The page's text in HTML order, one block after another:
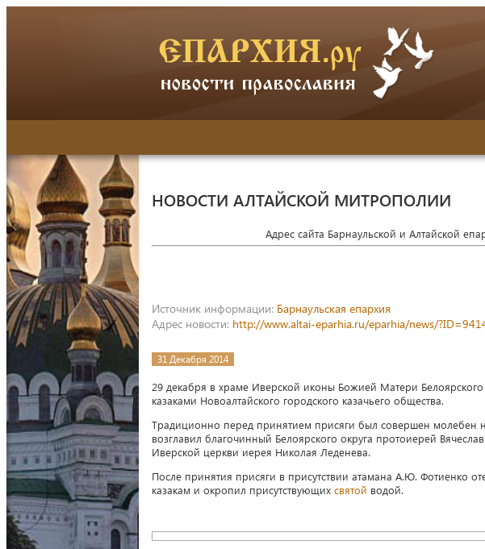
НОВОСТИ АЛТАЙСКОЙ МИТРОПОЛИИ
Адрес сайта Барнаульской и Алтайской
Источник информации: Барнаульская епархия
Адрес новости: http://www.altai-eparhia.ru/eparhia/news/
31 Декабря 2014
29 декабря в храме Иверской иконы Божией Матери
казаками Новоалтайского городского казачьего общества.
Традиционно перед принятием присяги был совершен молебен
возглавил благочинный Белоярского округа протоиерей
Иверской церкви иерея Николая Леденева.
После принятия присяги в присутствии атамана А.Ю. Фотиенко
казакам и окропил присутствующих святой водой.